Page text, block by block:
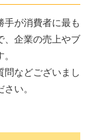
手が消費者に最も
、企業の売上やブ
問などございまし
い。